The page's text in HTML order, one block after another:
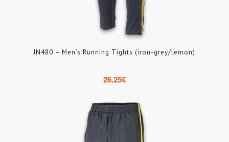
JN480 – Men’s Running Tights (iron-grey/lemon)
26.25€